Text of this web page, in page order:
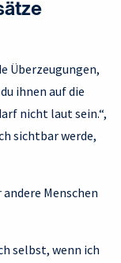
Überzeugungen,
ihnen auf die
nicht laut sein.“,
sichtbar werde,
Menschen
selbst, wenn ich